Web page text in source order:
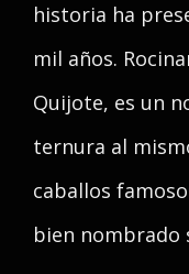
historia ha
mil años.
Quijote, es un
ternura al
caballos
bien nombrado